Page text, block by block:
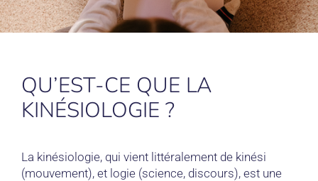
Massage et yoga
Mon parcours
Prendre rendez-vous
QU’EST-CE QUE LA
KINÉSIOLOGIE ?
La kinésiologie, qui vient littéralement de kinési
(mouvement), et logie (science, discours), est une